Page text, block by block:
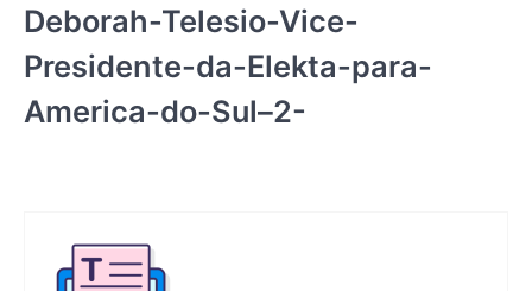
Deborah-Telesio-Vice-
Presidente-da-Elekta-para-
America-do-Sul–2-